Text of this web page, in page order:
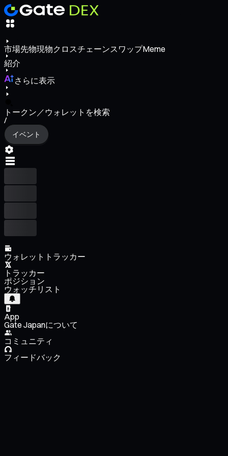
市場先物現物クロスチェーンスワップMeme
紹介
さらに表示
トークン／ウォレットを検索
/
イベント
ウォレットトラッカー
トラッカー
ポジション
ウォッチリスト
App
Gate Japanについて
コミュニティ
フィードバック